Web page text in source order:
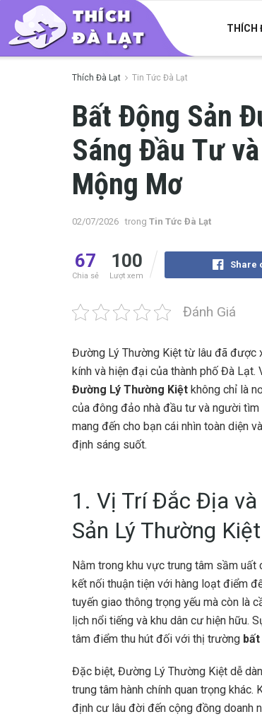
THÍCH
Thích Đà Lạt Tin Tức Đà Lạt
Bất Động Sản
Sáng Đầu Tư
Mộng Mơ
02/07/2026 trong Tin Tức Đà Lạt
67
Chia sẻ
100
Lượt xem
Share
Đánh Giá
Đường Lý Thường Kiệt từ lâu đã được
kính và hiện đại của thành phố Đà
Đường Lý Thường Kiệt không chỉ là
của đông đảo nhà đầu tư và người
mang đến cho bạn cái nhìn toàn diện
định sáng suốt.
1. Vị Trí Đắc Địa
Sản Lý Thường Kiệt
Nằm trong khu vực trung tâm sầm
kết nối thuận tiện với hàng loạt điểm
tuyến giao thông trọng yếu mà còn là
lịch nổi tiếng và khu dân cư hiện hữu.
tâm điểm thu hút đối với thị trường
Đặc biệt, Đường Lý Thường Kiệt dễ
trung tâm hành chính quan trọng
định cư lâu đời đến cộng đồng doanh